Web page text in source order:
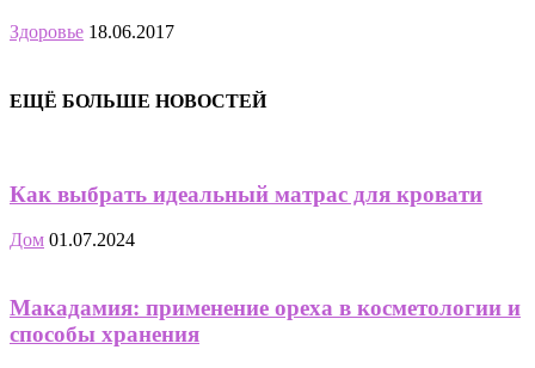
Здоровье 18.06.2017
ЕЩЁ БОЛЬШЕ НОВОСТЕЙ
Как выбрать идеальный матрас для кровати
Дом 01.07.2024
Макадамия: применение ореха в косметологии и
способы хранения